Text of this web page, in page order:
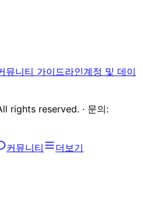
뮤니티 가이드라인계정 및 데이
rights reserved. · 문의:
커뮤니티 더보기